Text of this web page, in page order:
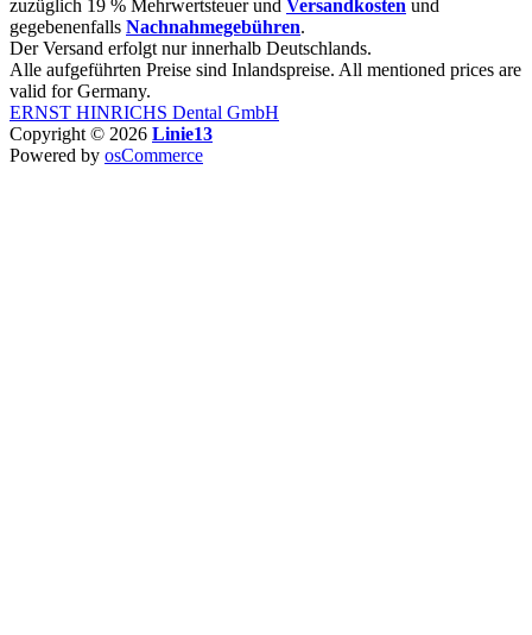
zuzüglich 19 % Mehrwertsteuer und Versandkosten und
gegebenenfalls Nachnahmegebühren.
Der Versand erfolgt nur innerhalb Deutschlands.
Alle aufgeführten Preise sind Inlandspreise. All mentioned prices are
valid for Germany.
ERNST HINRICHS Dental GmbH
Copyright © 2026 Linie13
Powered by osCommerce